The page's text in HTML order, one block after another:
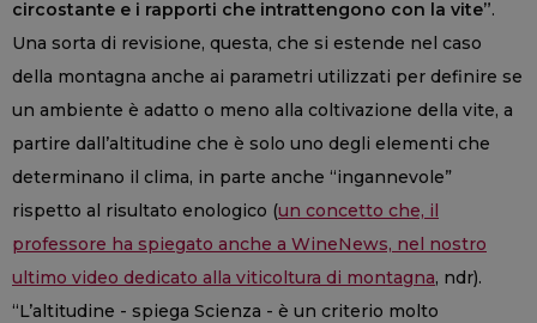
circostante e i rapporti che intrattengono con la vite”.
Una sorta di revisione, questa, che si estende nel caso
della montagna anche ai parametri utilizzati per definire se
un ambiente è adatto o meno alla coltivazione della vite, a
partire dall’altitudine che è solo uno degli elementi che
determinano il clima, in parte anche “ingannevole”
rispetto al risultato enologico (un concetto che, il
professore ha spiegato anche a WineNews, nel nostro
ultimo video dedicato alla viticoltura di montagna, ndr).
“L’altitudine - spiega Scienza - è un criterio molto